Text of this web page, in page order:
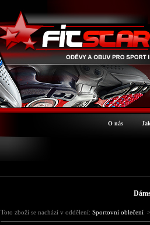
O nás
Toto zboží se nachází v oddělení: Sportovní oblečení